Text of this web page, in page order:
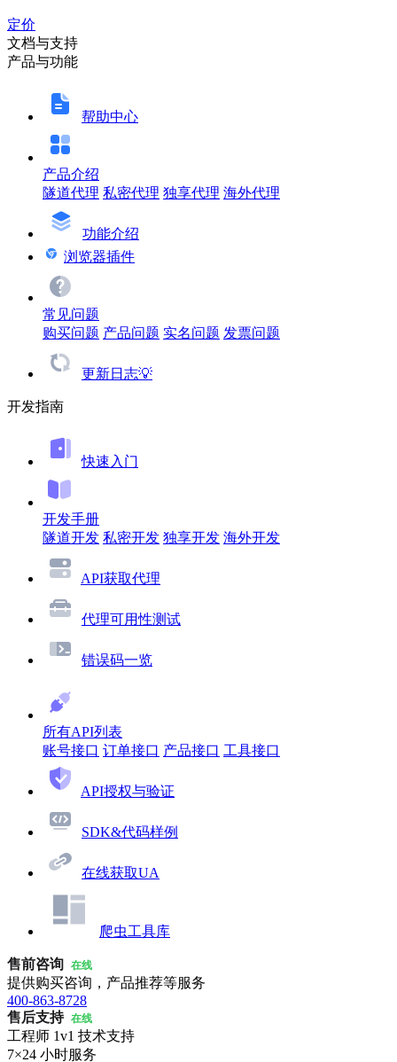
定价
文档与支持
产品与功能
帮助中心
产品介绍
隧道代理 私密代理 独享代理 海外代理
功能介绍
浏览器插件
常见问题
购买问题 产品问题 实名问题 发票问题
更新日志💡
开发指南
快速入门
开发手册
隧道开发 私密开发 独享开发 海外开发
API获取代理
代理可用性测试
错误码一览
所有API列表
账号接口 订单接口 产品接口 工具接口
API授权与验证
SDK&代码样例
在线获取UA
爬虫工具库
售前咨询 在线
提供购买咨询，产品推荐等服务
400-863-8728
售后支持 在线
工程师 1v1 技术支持
7×24 小时服务